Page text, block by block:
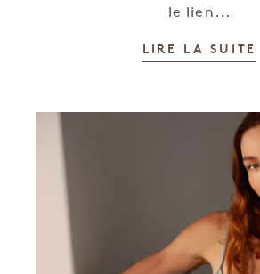
le lien...
LIRE LA SUITE